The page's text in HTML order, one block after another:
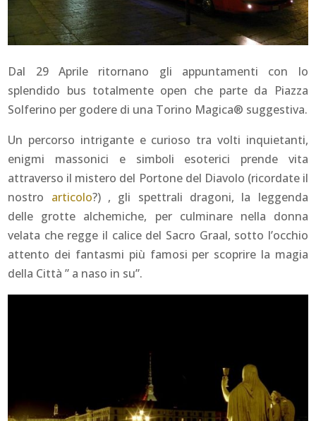
Dal 29 Aprile ritornano gli appuntamenti con lo
splendido bus totalmente open che parte da Piazza
Solferino per godere di una Torino Magica® suggestiva.
Un percorso intrigante e curioso tra volti inquietanti,
enigmi massonici e simboli esoterici prende vita
attraverso il mistero del Portone del Diavolo (ricordate il
nostro articolo?) , gli spettrali dragoni, la leggenda
delle grotte alchemiche, per culminare nella donna
velata che regge il calice del Sacro Graal, sotto l’occhio
attento dei fantasmi più famosi per scoprire la magia
della Città ” a naso in su”.